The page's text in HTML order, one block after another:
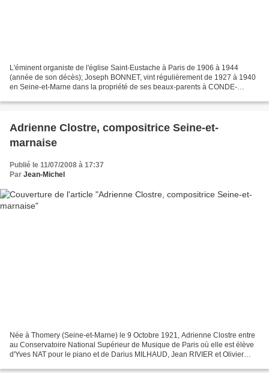
L'éminent organiste de l'église Saint-Eustache à Paris de 1906 à 1944
(année de son décès); Joseph BONNET, vint régulièrement de 1927 à 1940
en Seine-et-Marne dans la propriété de ses beaux-parents à CONDE-
Adrienne Clostre, compositrice Seine-et-
marnaise
Publié le 11/07/2008 à 17:37
Par Jean-Michel
Née à Thomery (Seine-et-Marne) le 9 Octobre 1921, Adrienne Clostre entre
au Conservatoire National Supérieur de Musique de Paris où elle est élève
d'Yves NAT pour le piano et de Darius MILHAUD, Jean RIVIER et Olivier